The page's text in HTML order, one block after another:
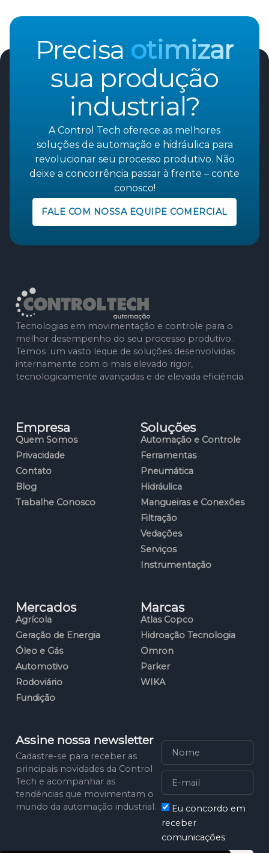
Precisa otimizar
sua produção
industrial?
A Control Tech oferece as melhores
soluções de automação e hidráulica para
revolucionar seu processo produtivo. Não
deixe a concorrência passar à frente – conte
conosco!
FALE COM NOSSA EQUIPE COMERCIAL
Tecnologias em movimentação e controle para o
melhor desempenho do seu processo produtivo.
Temos um vasto leque de soluções desenvolvidas
internamente com o mais elevado rigor,
tecnologicamente avançadas e de elevada eficiência.
Empresa
Quem Somos
Privacidade
Contato
Blog
Trabalhe Conosco
Soluções
Automação e Controle
Ferramentas
Pneumática
Hidráulica
Mangueiras e Conexões
Filtração
Vedações
Serviços
Instrumentação
Mercados
Agrícola
Geração de Energia
Óleo e Gás
Automotivo
Rodoviário
Fundição
Marcas
Atlas Copco
Hidroação Tecnologia
Omron
Parker
WIKA
Assine nossa newsletter
Cadastre-se para receber as
principais novidades da Control
Tech e acompanhar as
tendências que movimentam o
mundo da automação industrial.
Eu concordo em
receber
comunicações